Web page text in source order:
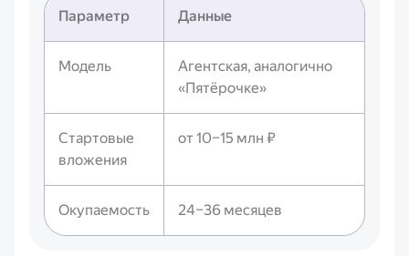
Параметр Данные
Модель
Агентская, аналогично
«Пятёрочке»
Стартовые
вложения
от 10–15 млн ₽
Окупаемость 24–36 месяцев